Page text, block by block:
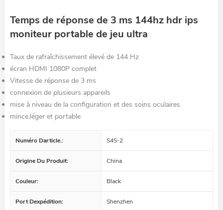
Temps de réponse de 3 ms 144hz hdr ips
moniteur portable de jeu ultra
Taux de rafraîchissement élevé de 144 Hz
écran HDMI 1080P complet
Vitesse de réponse de 3 ms
connexion de plusieurs appareils
mise à niveau de la configuration et des soins oculaires
mince,léger et portable
Numéro Darticle.: S4S-2
Origine Du Produit: China
Couleur: Black
Port Dexpédition: Shenzhen